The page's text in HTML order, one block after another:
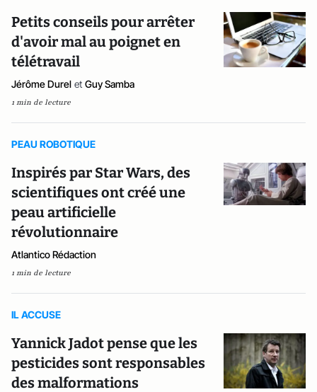
Petits conseils pour arrêter
d'avoir mal au poignet en
télétravail
Jérôme Durel et Guy Samba
1 min de lecture
PEAU ROBOTIQUE
Inspirés par Star Wars, des
scientifiques ont créé une
peau artificielle
révolutionnaire
Atlantico Rédaction
1 min de lecture
IL ACCUSE
Yannick Jadot pense que les
pesticides sont responsables
des malformations